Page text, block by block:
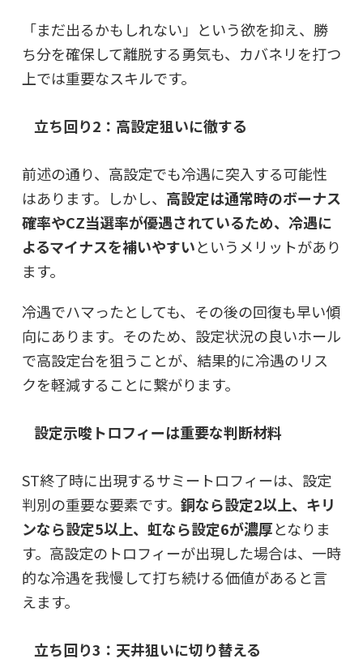
「まだ出るかもしれない」という欲を抑え、勝
ち分を確保して離脱する勇気も、カバネリを打つ
上では重要なスキルです。
立ち回り2：高設定狙いに徹する
前述の通り、高設定でも冷遇に突入する可能性
はあります。しかし、 高設定は通常時のボーナス
確率やCZ当選率が優遇されているため、冷遇に
よるマイナスを補いやすいというメリットがあり
ます。
冷遇でハマったとしても、その後の回復も早い傾
向にあります。そのため、設定状況の良いホール
で高設定台を狙うことが、結果的に冷遇のリス
クを軽減することに繋がります。
設定示唆トロフィーは重要な判断材料
ST終了時に出現するサミートロフィーは、設定
判別の重要な要素です。 銅なら設定2以上、キリ
ンなら設定5以上、虹なら設定6が濃厚となりま
す。高設定のトロフィーが出現した場合は、一時
的な冷遇を我慢して打ち続ける価値があると言
えます。
立ち回り3：天井狙いに切り替える